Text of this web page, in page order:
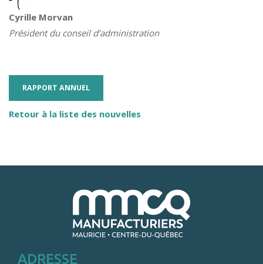
Cyrille Morvan
Président du conseil d’administration
RAPPORT ANNUEL
Retour à la liste des nouvelles
ADRESSE